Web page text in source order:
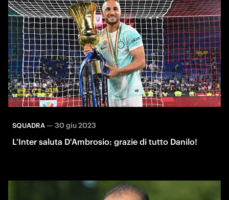
SQUADRA— 30 giu 2023
L'Inter saluta D'Ambrosio: grazie di tutto Danilo!